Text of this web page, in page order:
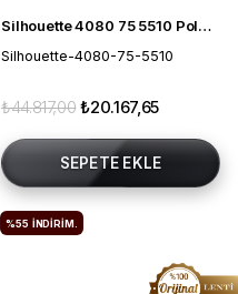
Silhouette 4080 75 5510 Polarize Erkek Güneş Gözlüğü
Silhouette-4080-75-5510
₺20.167,65
₺44.817,00
SEPETE EKLE
%55 İNDIRIM.